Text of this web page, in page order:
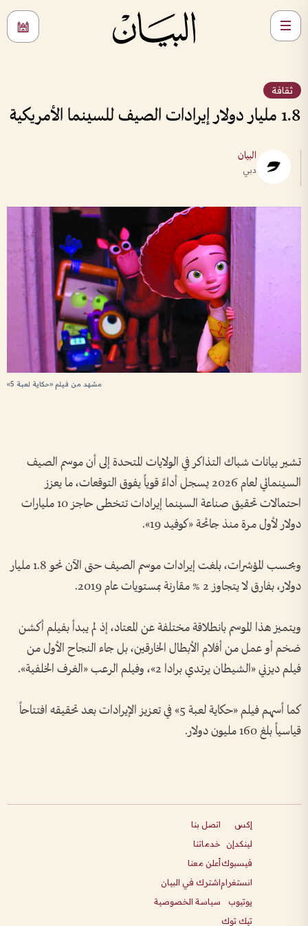
ثقافة
1.8 مليار دولار إيرادات الصيف للسينما الأمريكية
البيان
دبي
مشهد من فيلم «حكاية لعبة 5»
تشير بيانات شباك التذاكر في الولايات المتحدة إلى أن موسم الصيف
السينمائي لعام 2026 يسجل أداءً قوياً يفوق التوقعات، ما يعزز
احتمالات تحقيق صناعة السينما إيرادات تتخطى حاجز 10 مليارات
دولار لأول مرة منذ جائحة «كوفيد 19».
وبحسب المؤشرات، بلغت إيرادات موسم الصيف حتى الآن نحو 1.8 مليار
دولار، بفارق لا يتجاوز 2 % مقارنة بمستويات عام 2019.
ويتميز هذا الموسم بانطلاقة مختلفة عن المعتاد، إذ لم يبدأ بفيلم أكشن
ضخم أو عمل من أفلام الأبطال الخارقين، بل جاء النجاح الأول من
فيلم ديزني «الشيطان يرتدي برادا 2»، وفيلم الرعب «الغرف الخلفية».
كما أسهم فيلم «حكاية لعبة 5» في تعزيز الإيرادات بعد تحقيقه افتتاحاً
قياسياً بلغ 160 مليون دولار.
إكس
لينكدإن
فيسبوك
انستغرام
يوتيوب
تيك توك
اتصل بنا
خدماتنا
أعلن معنا
اشترك في البيان
سياسة الخصوصية